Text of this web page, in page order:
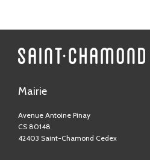
Mairie
Avenue Antoine Pinay
CS 80148
42403 Saint-Chamond Cedex